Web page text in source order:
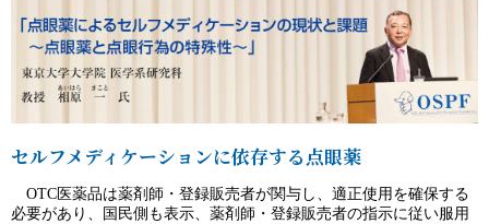
セルフメディケーションに依存する点眼薬
OTC医薬品は薬剤師・登録販売者が関与し、適正使用を確保する
必要があり、国民側も表示、薬剤師・登録販売者の指示に従い服用